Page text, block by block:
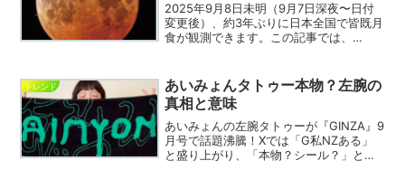
2025年9月8日未明（9月7日深夜〜日付
変更後）、約3年ぶりに日本全国で皆既月
食が観測できます。この記事では、
材、撮影スポットの考え方まで徹底解説
します。時...
トレンド
あいみょんタトゥー本物？左腕の
真相と意味
あいみょんの左腕タトゥーが『GINZA』9
月号で話題沸騰！Xでは「G私NZある」
と盛り上がり、「本物？シール？」と議